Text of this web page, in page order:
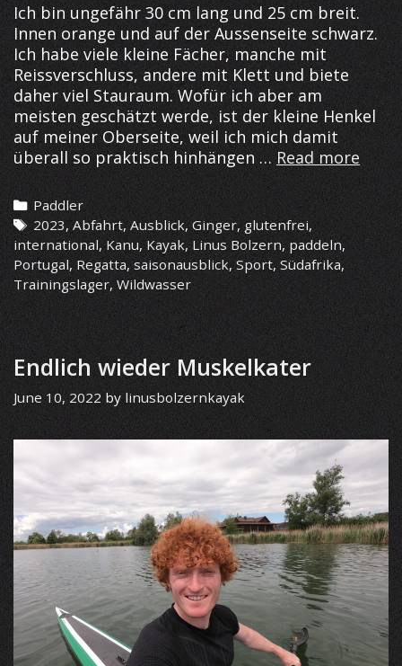
Ich bin ungefähr 30 cm lang und 25 cm breit.
Innen orange und auf der Aussenseite schwarz.
Ich habe viele kleine Fächer, manche mit
Reissverschluss, andere mit Klett und biete
daher viel Stauraum. Wofür ich aber am
meisten geschätzt werde, ist der kleine Henkel
auf meiner Oberseite, weil ich mich damit
überall so praktisch hinhängen …Read more
2023
–
Fly
high
like
a
Pfau
Categories
Paddler
Tags
2023,Abfahrt,Ausblick,Ginger,glutenfrei,
international,Kanu,Kayak,Linus Bolzern, paddeln,
Portugal,Regatta,saisonausblick, Sport,Südafrika,
Trainingslager,Wildwasser
Endlich wieder Muskelkater
June 10, 2022 bylinusbolzernkayak